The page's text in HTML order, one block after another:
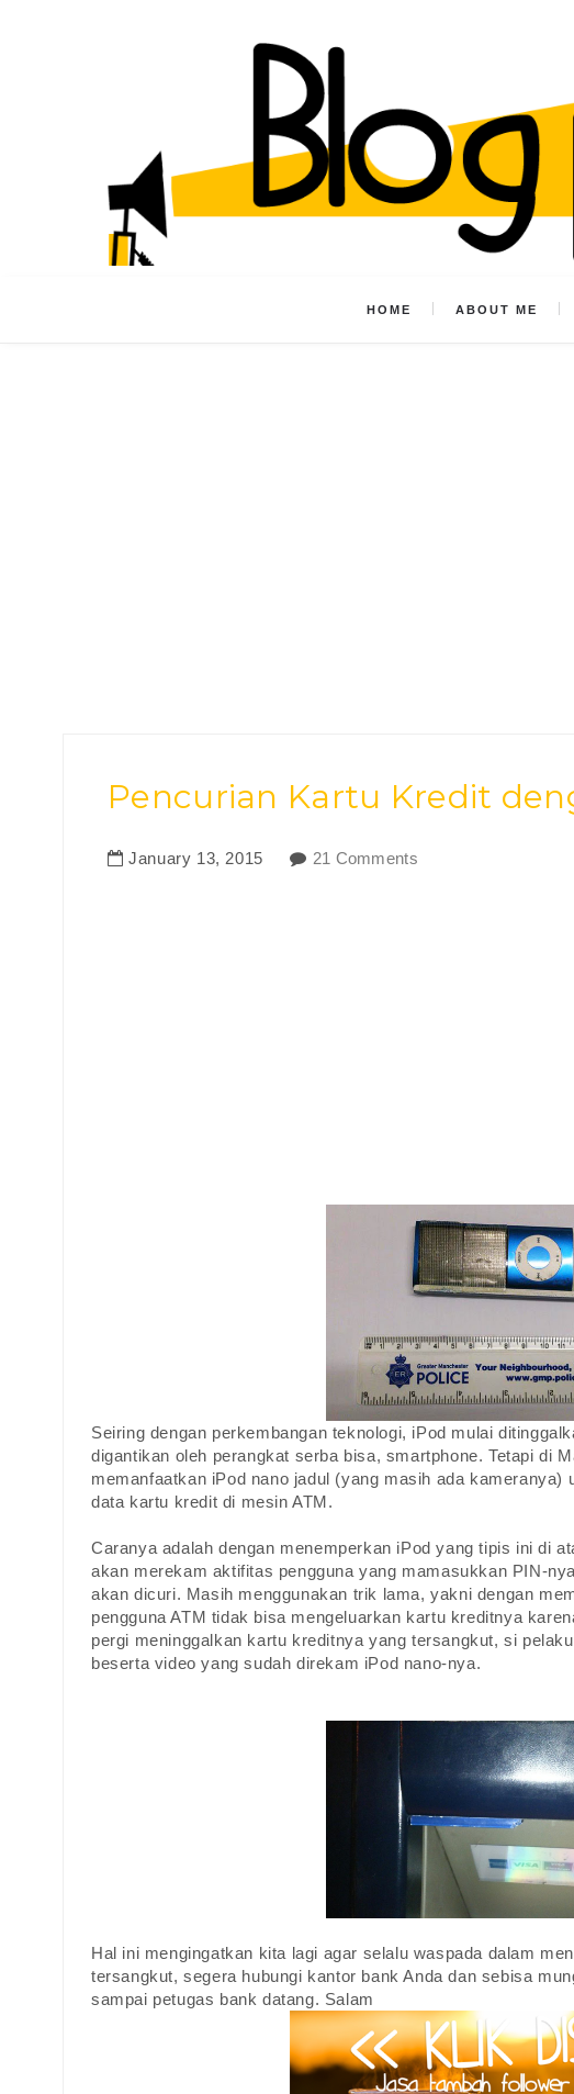
HOME ABOUT ME
Pencurian Kartu Kredit
January 13, 2015 21 Comments
Seiring dengan perkembangan teknologi, iPod mulai
digantikan oleh perangkat serba bisa, smartphone. Tetapi di
memanfaatkan iPod nano jadul (yang masih ada
data kartu kredit di mesin ATM.
Caranya adalah dengan menemperkan iPod yang tipis ini di
akan merekam aktifitas pengguna yang mamasukkan PIN-
akan dicuri. Masih menggunakan trik lama, yakni dengan
pengguna ATM tidak bisa mengeluarkan kartu kreditnya
pergi meninggalkan kartu kreditnya yang tersangkut, si
beserta video yang sudah direkam iPod nano-nya.
Hal ini mengingatkan kita lagi agar selalu waspada dalam
tersangkut, segera hubungi kantor bank Anda dan sebisa
sampai petugas bank datang. Salam